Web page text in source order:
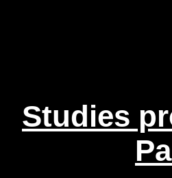
Studies